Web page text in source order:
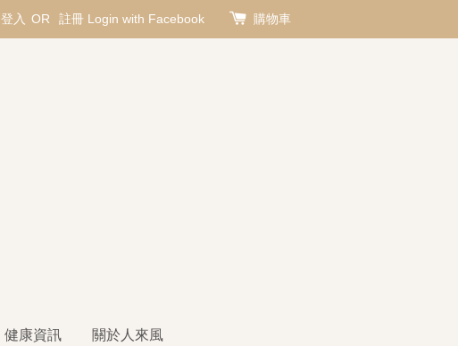
登入 OR 註冊 Login with Facebook 購物車
健康資訊 關於人來風